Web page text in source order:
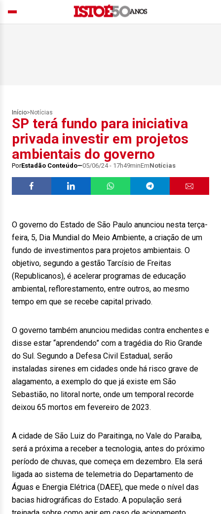
Início> Notícias
SP terá fundo para iniciativa
privada investir em projetos
ambientais do governo
PorEstadão Conteúdo 05/06/24 - 17h49minEmNotícias
O governo do Estado de São Paulo anunciou nesta terça-
feira, 5, Dia Mundial do Meio Ambiente, a criação de um
fundo de investimentos para projetos ambientais. O
objetivo, segundo a gestão Tarcísio de Freitas
(Republicanos), é acelerar programas de educação
ambiental, reflorestamento, entre outros, ao mesmo
tempo em que se recebe capital privado.
O governo também anunciou medidas contra enchentes e
disse estar “aprendendo” com a tragédia do Rio Grande
do Sul. Segundo a Defesa Civil Estadual, serão
instaladas sirenes em cidades onde há risco grave de
alagamento, a exemplo do que já existe em São
Sebastião, no litoral norte, onde um temporal recorde
deixou 65 mortos em fevereiro de 2023.
A cidade de São Luiz do Paraitinga, no Vale do Paraíba,
será a próxima a receber a tecnologia, antes do próximo
período de chuvas, que começa em dezembro. Ela será
ligada ao sistema de telemetria do Departamento de
Águas e Energia Elétrica (DAEE), que mede o nível das
bacias hidrográficas do Estado. A população será